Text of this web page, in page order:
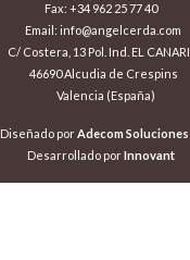
Fax: +34 962 25 77 40
Email: info@angelcerda.com
C/ Costera, 13 Pol. Ind. EL CANARI
46690 Alcudia de Crespins
Valencia (España)
Diseñado porAdecom Soluciones
Desarrollado porInnovant